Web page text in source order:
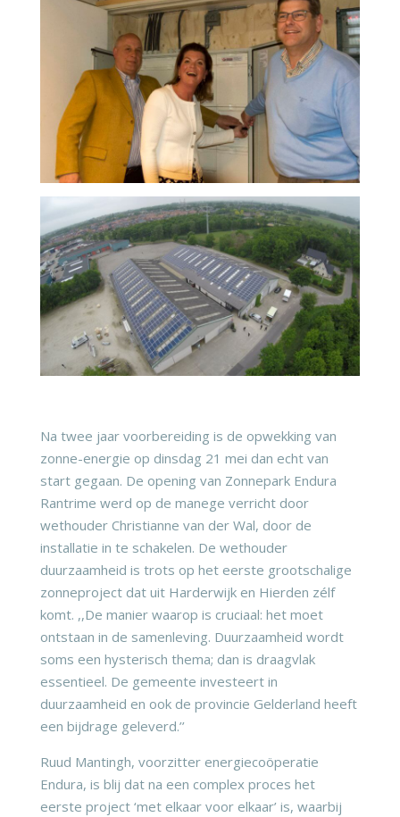
Na twee jaar voorbereiding is de opwekking van
zonne-energie op dinsdag 21 mei dan echt van
start gegaan. De opening van Zonnepark Endura
Rantrime werd op de manege verricht door
wethouder Christianne van der Wal, door de
installatie in te schakelen. De wethouder
duurzaamheid is trots op het eerste grootschalige
zonneproject dat uit Harderwijk en Hierden zélf
komt. ,,De manier waarop is cruciaal: het moet
ontstaan in de samenleving. Duurzaamheid wordt
soms een hysterisch thema; dan is draagvlak
essentieel. De gemeente investeert in
duurzaamheid en ook de provincie Gelderland heeft
een bijdrage geleverd.’’
Ruud Mantingh, voorzitter energiecoöperatie
Endura, is blij dat na een complex proces het
eerste project ‘met elkaar voor elkaar’ is, waarbij